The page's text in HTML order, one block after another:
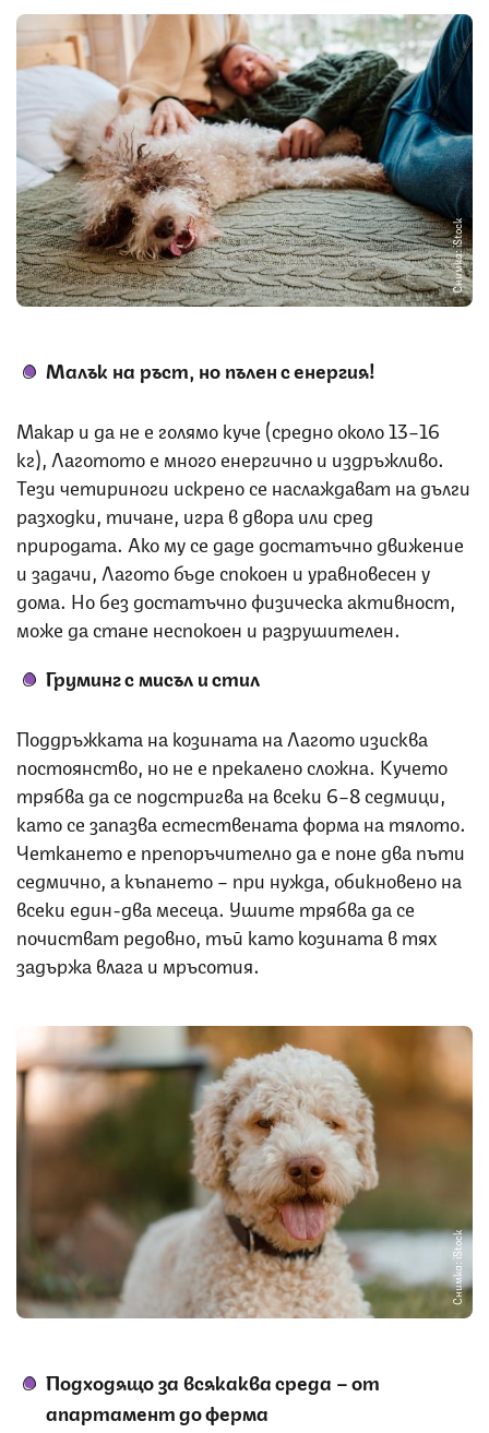
Снимка: iStock
Малък на ръст, но пълен с енергия!
Макар и да не е голямо куче (средно около 13–16
кг), Лаготото е много енергично и издръжливо.
Тези четириноги искрено се наслаждават на дълги
разходки, тичане, игра в двора или сред
природата. Ако му се даде достатъчно движение
и задачи, Лагото бъде спокоен и уравновесен у
дома. Но без достатъчно физическа активност,
може да стане неспокоен и разрушителен.
Груминг с мисъл и стил
Поддръжката на козината на Лагото изисква
постоянство, но не е прекалено сложна. Кучето
трябва да се подстригва на всеки 6–8 седмици,
като се запазва естествената форма на тялото.
Четкането е препоръчително да е поне два пъти
седмично, а къпането – при нужда, обикновено на
всеки един-два месеца. Ушите трябва да се
почистват редовно, тъй като козината в тях
задържа влага и мръсотия.
Снимка: iStock
Подходящо за всякаква среда – от
апартамент до ферма